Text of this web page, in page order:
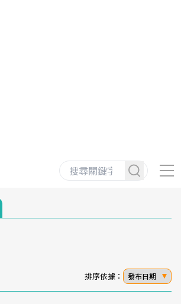
排序依據： 發布日期